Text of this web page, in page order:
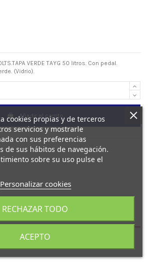
VERDE TAYG 50 litros. Con pedal.
(Vidrio).
Añadir al carrito
cookies propias y de terceros
servicios y mostrarle
con sus preferencias
de sus hábitos de navegación.
sobre su uso pulse el
Personalizar cookies
RECHAZAR TODO
ACEPTO